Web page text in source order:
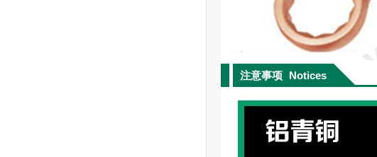
注意事项 Notices